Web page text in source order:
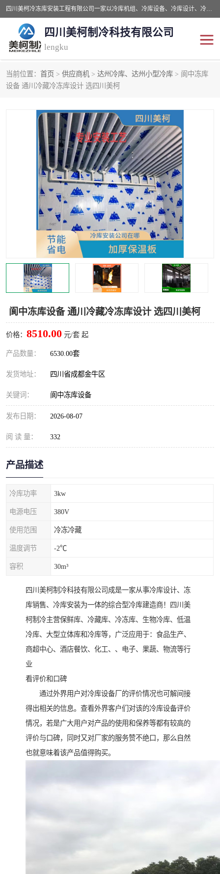
四川美柯冷冻库安装工程有限公司一家以冷库机组、冷库设备、冷库设计、冷冻库设备销售、冷库安装、冻库安装价格及技术服务为一体的综合企业，咨询热线：同等设备材料优惠10% 。公司各种类型安装组合式冷库、冷冻库、冷藏库、气调保鲜库、并提供成套设备供应、安装与调试、维护与维修、技术咨询、操作维修人员技术培训等
四川美柯制冷科技有限公司
lengku
当前位置： 首页 > 供应商机 > 达州冷库、达州小型冷库 > 阆中冻库
设备 通川冷藏冷冻库设计 选四川美柯
阆中冻库设备 通川冷藏冷冻库设计 选四川美柯
价格： 8510.00 元/套 起
产品数量： 6530.00套
发货地址： 四川省成都金牛区
关键词： 阆中冻库设备
发布日期： 2026-08-07
阅 读 量： 332
产品描述
冷库功率 3kw
电源电压 380V
使用范围 冷冻冷藏
温度调节 -2℃
容积 30m³
四川美柯制冷科技有限公司成是一家从事冷库设计、冻
库销售、冷库安装为一体的综合型冷库建造商！四川美
柯制冷主营保鲜库、冷藏库、冷冻库、生物冷库、低温
冷库、大型立体库和冷库等，广泛应用于：食品生产、
商超中心、酒店餐饮、化工、、电子、果蔬、物流等行
业
看评价和口碑
通过外界用户对冷库设备厂的评价情况也可解间接
得出相关的信息。查看外界客户们对该的冷库设备评价
情况，若是广大用户对产品的使用和保养等都有较高的
评价与口碑，同时又对厂家的服务赞不绝口，那么自然
也就意味着该产品值得购买。
冷库安装，冷库价格
成都冻库，成都冻库价格 绵阳冻库,绵阳保鲜冷库
德阳冻库安装，德阳冷库 广元冻库安装,广元冻库造
价
南充冻库设计,南充冻库安 遂宁冻库
资阳冻库，资阳冻库安装 泸州冻库，泸州冷库
乐山冻库,乐山保鲜冷库 自贡冻库组装
雅安冷库,雅安冻库 攀枝花冻库
冻库安装，小型冻库造价
内江冷库，内江冻库 宜宾冷库，宜宾冻库设备